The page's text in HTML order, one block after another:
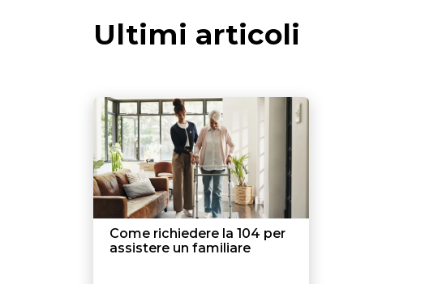
Ultimi articoli
Come richiedere la 104 per
assistere un familiare